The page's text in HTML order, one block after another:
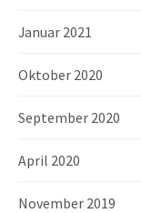
Januar 2021
Oktober 2020
September 2020
April 2020
November 2019